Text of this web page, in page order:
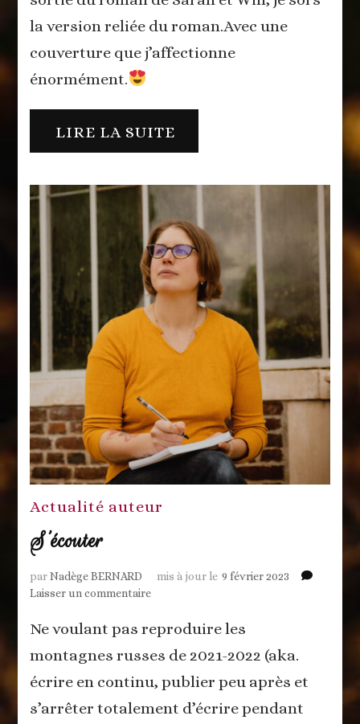
publication
la version reliée du roman.Avec une
couverture que j’affectionne
énormément.
LIRE LA SUITE
Actualité auteur
S’écouter
parNadège BERNARD mis à jour le 9 février 2023
Laisser un commentairesur
Ne voulant pas reproduire les
montagnes russes de 2021-2022 (aka.
écrire en continu, publier peu après et
s’arrêter totalement d’écrire pendant